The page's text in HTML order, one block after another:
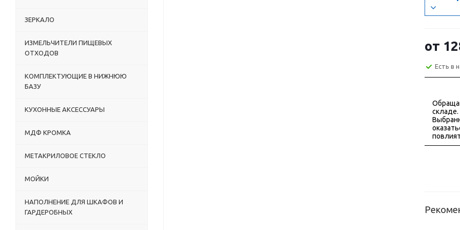
от
Есть в
складе.
ЗЕРКАЛО
ИЗМЕЛЬЧИТЕЛИ ПИЩЕВЫХ
ОТХОДОВ
КОМПЛЕКТУЮЩИЕ В НИЖНЮЮ
БАЗУ
КУХОННЫЕ АКСЕССУАРЫ
МДФ КРОМКА
МЕТАКРИЛОВОЕ СТЕКЛО
МОЙКИ
НАПОЛНЕНИЕ ДЛЯ ШКАФОВ И
ГАРДЕРОБНЫХ